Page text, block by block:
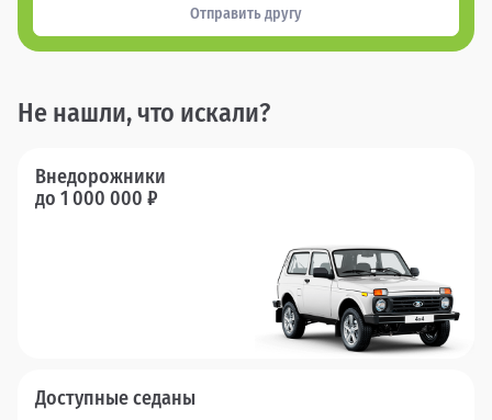
Отправить другу
Не нашли, что искали?
Внедорожники
до 1 000 000 ₽
Доступные седаны